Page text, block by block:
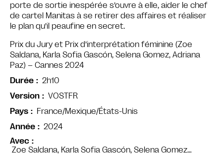
Avec
Zoe Saldana, Karla Sofia Gascón, Selena Gomez…
porte de sortie inespérée s’ouvre à elle, aider le chef
de cartel Manitas à se retirer des affaires et réaliser
le plan qu’il peaufine en secret.
Prix du Jury et Prix d’interprétation féminine (Zoe
Saldana, Karla Sofia Gascón, Selena Gomez, Adriana
Paz) – Cannes 2024
Durée
2h10
Version
VOSTFR
Pays
France/Mexique/États-Unis
Année
2024